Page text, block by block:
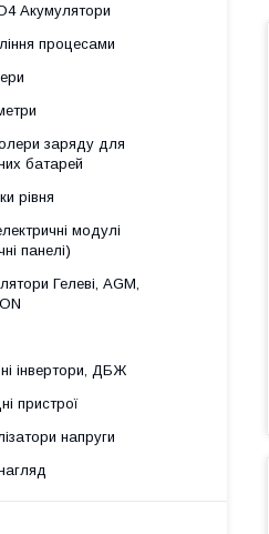
Акумулятори
процесами
заряду для
батарей
рівня
модулі
панелі)
Гелеві, AGM,
інвертори, ДБЖ
пристрої
напруги